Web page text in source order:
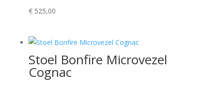
€525,00
Stoel Bonfire Microvezel
Cognac